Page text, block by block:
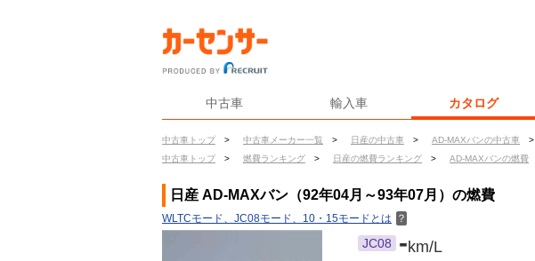
中古車 輸入車 カタログ
中古車トップ > 中古車メーカー一覧 > 日産の中古車 > AD-MAXバンの中古車 >
中古車トップ
> 燃費ランキング > 日産の燃費ランキング > AD-MAXバンの燃費
日産 AD-MAXバン（92年04月～93年07月）の燃費
WLTCモード、JC08モード、10・15モードとは ？
JC08 -km/L